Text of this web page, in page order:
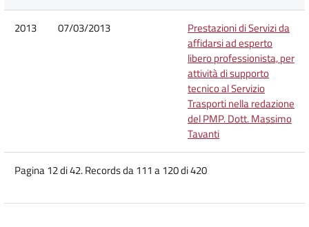
2013 07/03/2013
Prestazioni di Servizi da
affidarsi ad esperto
libero professionista, per
attività di supporto
tecnico al Servizio
Trasporti nella redazione
del PMP. Dott. Massimo
Tavanti
Pagina 12 di 42. Records da 111 a 120 di 420